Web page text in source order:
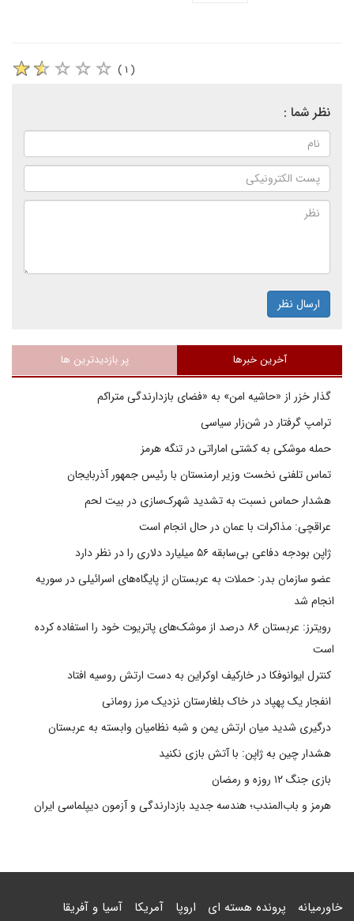
( ۱ )
نظر شما :
ارسال نظر
آخرین خبرها پر بازدیدترین ها
گذار خزر از «حاشیه امن» به «فضای بازدارندگی متراکم
ترامپ گرفتار در شن‌زار سیاسی
حمله موشکی به کشتی اماراتی در تنگه هرمز
تماس تلفنی نخست وزیر ارمنستان با رئیس جمهور آذربایجان
هشدار حماس نسبت به تشدید شهرک‌سازی در بیت‌ لحم
عراقچی: مذاکرات با عمان در حال انجام است
ژاپن بودجه دفاعی بی‌سابقه ۵۶ میلیارد دلاری را در نظر دارد
عضو سازمان بدر: حملات به عربستان از پایگاه‌های اسرائیلی در سوریه
انجام شد
رویترز: عربستان ۸۶ درصد از موشک‌های پاتریوت خود را استفاده کرده
است
کنترل ایوانوفکا در خارکیف اوکراین به دست ارتش روسیه افتاد
انفجار یک پهپاد در خاک بلغارستان نزدیک مرز رومانی
درگیری شدید میان ارتش یمن و شبه نظامیان وابسته به عربستان
هشدار چین به ژاپن: با آتش بازی نکنید
بازی جنگ ۱۲ روزه و رمضان
هرمز و باب‌المندب؛ هندسه جدید بازدارندگی و آزمون دیپلماسی ایران
خاورمیانه پرونده هسته ای اروپا آمریکا آسیا و آفریقا